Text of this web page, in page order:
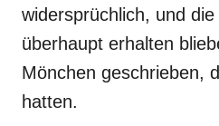
widersprüchlich, und
überhaupt erhalten
Mönchen geschrieben,
hatten.